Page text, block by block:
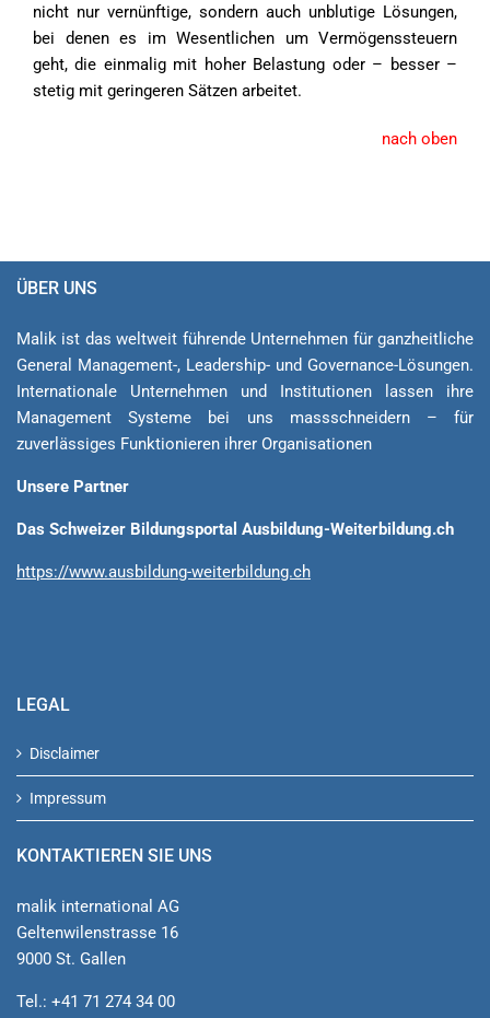
nicht nur vernünftige, sondern auch unblutige Lösungen,
bei denen es im Wesentlichen um Vermögenssteuern
geht, die einmalig mit hoher Belastung oder – besser –
stetig mit geringeren Sätzen arbeitet.
nach oben
ÜBER UNS
Malik ist das weltweit führende Unternehmen für ganzheitliche
General Ma­na­ge­ment-, Lea­der­ship- und Governance-Lösungen.
Internationale Unternehmen und Institutionen lassen ihre
Management Sys­teme bei uns massschneidern – für
zuverlässiges Funktionieren ihrer Organisationen
Unsere Partner
Das Schweizer Bildungsportal Ausbildung-Weiterbildung.ch
https://www.ausbildung-weiterbildung.ch
LEGAL
Disclaimer
Impressum
KONTAKTIEREN SIE UNS
malik international AG
Geltenwilenstrasse 16
9000 St. Gallen
Tel.: +41 71 274 34 00